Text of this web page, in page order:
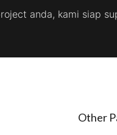
anda, kami siap
Other